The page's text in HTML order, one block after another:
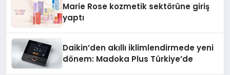
Marie Rose kozmetik sektörüne giriş
yaptı
Daikin’den akıllı iklimlendirmede yeni
dönem: Madoka Plus Türkiye’de